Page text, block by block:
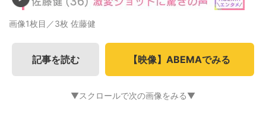
画像1枚目／3枚 佐藤健
記事を読む 【映像】ABEMAでみる
▼スクロールで次の画像をみる▼